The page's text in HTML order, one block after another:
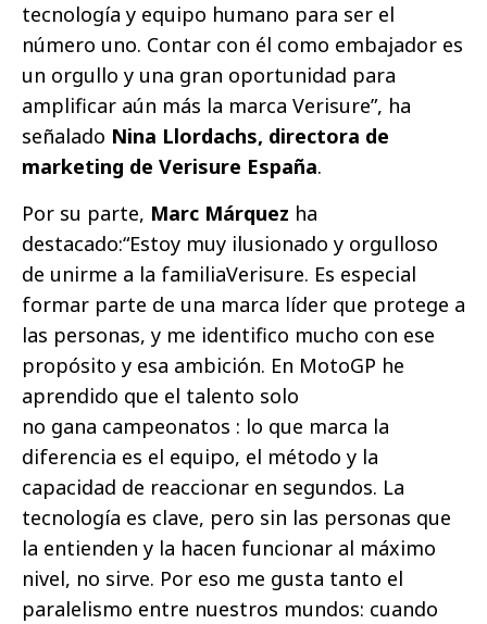
tecnología y equipo humano para ser el
número uno. Contar con él como embajador es
un orgullo y una gran oportunidad para
amplificar aún más la marca Verisure”, ha
señalado Nina Llordachs, directora de
marketing de Verisure España.
Por su parte, Marc Márquez ha
destacado:“Estoy muy ilusionado y orgulloso
de unirme a la familiaVerisure. Es especial
formar parte de una marca líder que protege a
las personas, y me identifico mucho con ese
propósito y esa ambición. En MotoGP he
aprendido que el talento solo
no gana campeonatos : lo que marca la
diferencia es el equipo, el método y la
capacidad de reaccionar en segundos. La
tecnología es clave, pero sin las personas que
la entienden y la hacen funcionar al máximo
nivel, no sirve. Por eso me gusta tanto el
paralelismo entre nuestros mundos: cuando